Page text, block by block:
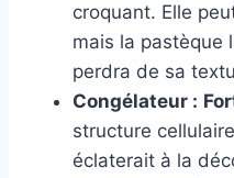
croquant. Elle
mais la pastèque
perdra de sa
Congélateur :
structure
éclaterait à la